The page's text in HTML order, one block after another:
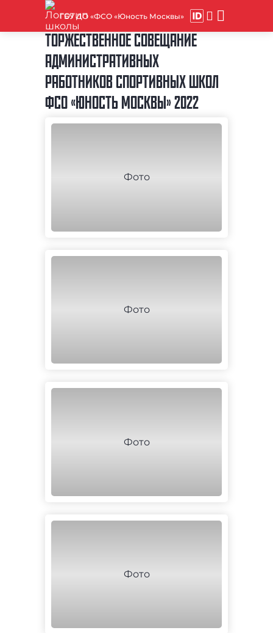
ГБУ ДО «ФСО «Юность Москвы»
ТОРЖЕСТВЕННОЕ СОВЕЩАНИЕ
АДМИНИСТРАТИВНЫХ
РАБОТНИКОВ СПОРТИВНЫХ ШКОЛ
ФСО «ЮНОСТЬ МОСКВЫ» 2022